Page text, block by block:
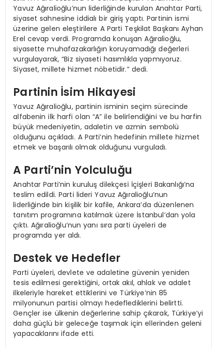
Yavuz Ağıralioğlu’nun liderliğinde kurulan Anahtar Parti,
siyaset sahnesine iddialı bir giriş yaptı. Partinin ismi
üzerine gelen eleştirilere A Parti Teşkilat Başkanı Ayhan
Erel cevap verdi. Programda konuşan Ağıralioğlu,
siyasette muhafazakarlığın koruyamadığı değerleri
vurgulayarak, “Biz siyaseti hasımlıkla yapmıyoruz.
Siyaset, millete hizmet nöbetidir.” dedi.
Partinin İsim Hikayesi
Yavuz Ağıralioğlu, partinin isminin seçim sürecinde
alfabenin ilk harfi olan “A” ile belirlendiğini ve bu harfin
büyük medeniyetin, adaletin ve azmin sembolü
olduğunu açıkladı. A Parti’nin hedefinin millete hizmet
etmek ve başarılı olmak olduğunu vurguladı.
A Parti’nin Yolculuğu
Anahtar Parti’nin kuruluş dilekçesi İçişleri Bakanlığı’na
teslim edildi. Parti lideri Yavuz Ağıralioğlu’nun
liderliğinde bin kişilik bir kafile, Ankara’da düzenlenen
tanıtım programına katılmak üzere İstanbul’dan yola
çıktı. Ağıralioğlu’nun yanı sıra parti üyeleri de
programda yer aldı.
Destek ve Hedefler
Parti üyeleri, devlete ve adaletine güvenin yeniden
tesis edilmesi gerektiğini, ortak akıl, ahlak ve adalet
ilkeleriyle hareket ettiklerini ve Türkiye’nin 85
milyonunun partisi olmayı hedeflediklerini belirtti.
Gençler ise ülkenin değerlerine sahip çıkarak, Türkiye’yi
daha güçlü bir geleceğe taşımak için ellerinden geleni
yapacaklarını ifade etti.